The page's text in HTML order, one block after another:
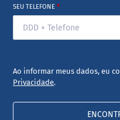
SEU TELEFONE*
Ao informar meus dados, eu
Privacidade.